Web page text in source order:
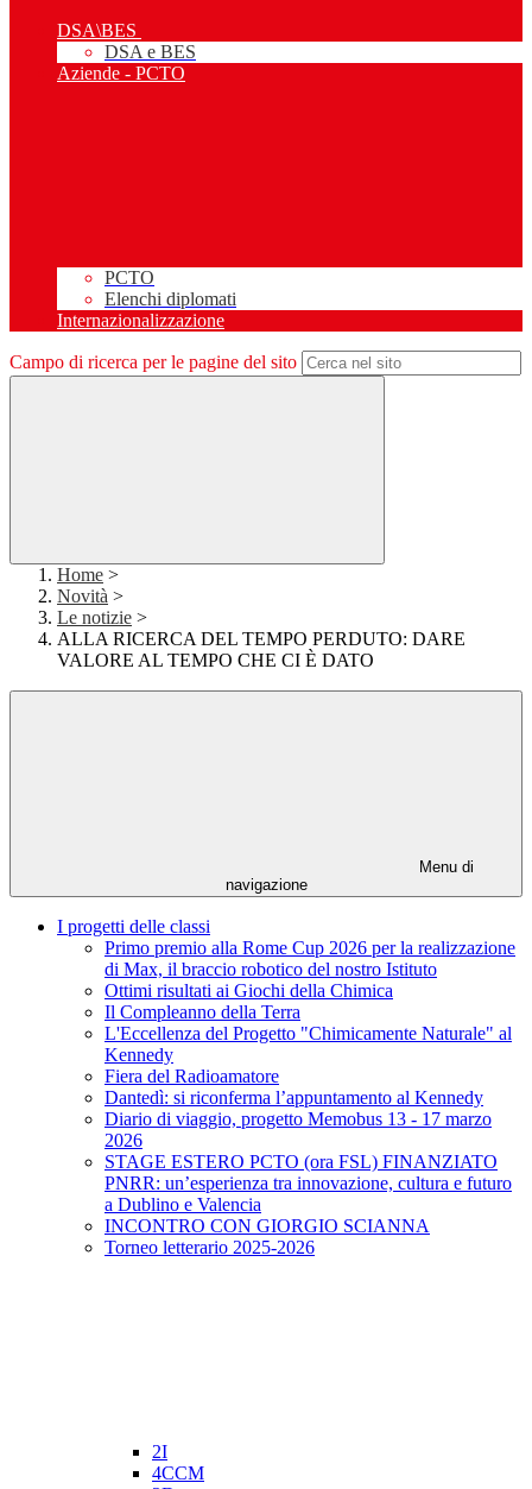
DSA\BES
DSA e BES
Aziende - PCTO
PCTO
Elenchi diplomati
Internazionalizzazione
Campo di ricerca per le pagine del sito
Home >
Novità >
Le notizie >
ALLA RICERCA DEL TEMPO PERDUTO: DARE
VALORE AL TEMPO CHE CI È DATO
Menu di
navigazione
I progetti delle classi
Primo premio alla Rome Cup 2026 per la realizzazione
di Max, il braccio robotico del nostro Istituto
Ottimi risultati ai Giochi della Chimica
Il Compleanno della Terra
L'Eccellenza del Progetto "Chimicamente Naturale" al
Kennedy
Fiera del Radioamatore
Dantedì: si riconferma l’appuntamento al Kennedy
Diario di viaggio, progetto Memobus 13 - 17 marzo
2026
STAGE ESTERO PCTO (ora FSL) FINANZIATO
PNRR: un’esperienza tra innovazione, cultura e futuro
a Dublino e Valencia
INCONTRO CON GIORGIO SCIANNA
Torneo letterario 2025-2026
2I
4CCM